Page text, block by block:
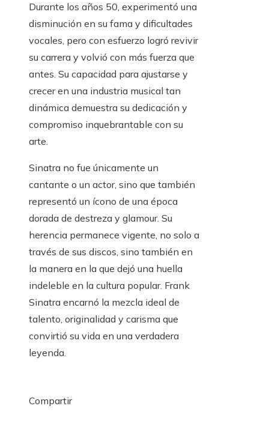
Durante los años 50, experimentó una
disminución en su fama y dificultades
vocales, pero con esfuerzo logró revivir
su carrera y volvió con más fuerza que
antes. Su capacidad para ajustarse y
crecer en una industria musical tan
dinámica demuestra su dedicación y
compromiso inquebrantable con su
arte.
Sinatra no fue únicamente un
cantante o un actor, sino que también
representó un ícono de una época
dorada de destreza y glamour. Su
herencia permanece vigente, no solo a
través de sus discos, sino también en
la manera en la que dejó una huella
indeleble en la cultura popular. Frank
Sinatra encarnó la mezcla ideal de
talento, originalidad y carisma que
convirtió su vida en una verdadera
leyenda.
Compartir